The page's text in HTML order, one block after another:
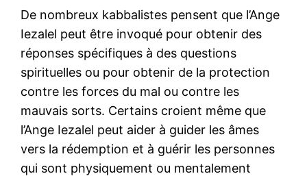
De nombreux kabbalistes pensent que l’Ange
Iezalel peut être invoqué pour obtenir des
réponses spécifiques à des questions
spirituelles ou pour obtenir de la protection
contre les forces du mal ou contre les
mauvais sorts. Certains croient même que
l’Ange Iezalel peut aider à guider les âmes
vers la rédemption et à guérir les personnes
qui sont physiquement ou mentalement